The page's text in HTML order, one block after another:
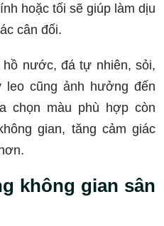
hoặc tối sẽ giúp làm dịu
cân đối.
nước, đá tự nhiên, sỏi,
cũng ảnh hưởng đến
chọn màu phù hợp còn
gian, tăng cảm giác
không gian sân